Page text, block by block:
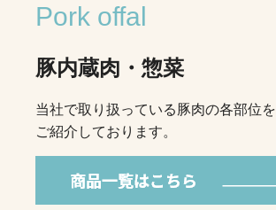
Pork offal
豚内蔵肉・惣菜
当社で取り扱っている豚肉の各部位を
ご紹介しております。